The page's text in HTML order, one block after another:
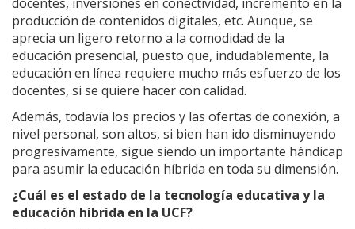
producción de contenidos digitales, etc. Aunque, se
aprecia un ligero retorno a la comodidad de la
educación presencial, puesto que, indudablemente, la
educación en línea requiere mucho más esfuerzo de los
docentes, si se quiere hacer con calidad.
Además, todavía los precios y las ofertas de conexión, a
nivel personal, son altos, si bien han ido disminuyendo
progresivamente, sigue siendo un importante hándicap
para asumir la educación híbrida en toda su dimensión.
¿Cuál es el estado de la tecnología educativa y la
educación híbrida en la UCF?